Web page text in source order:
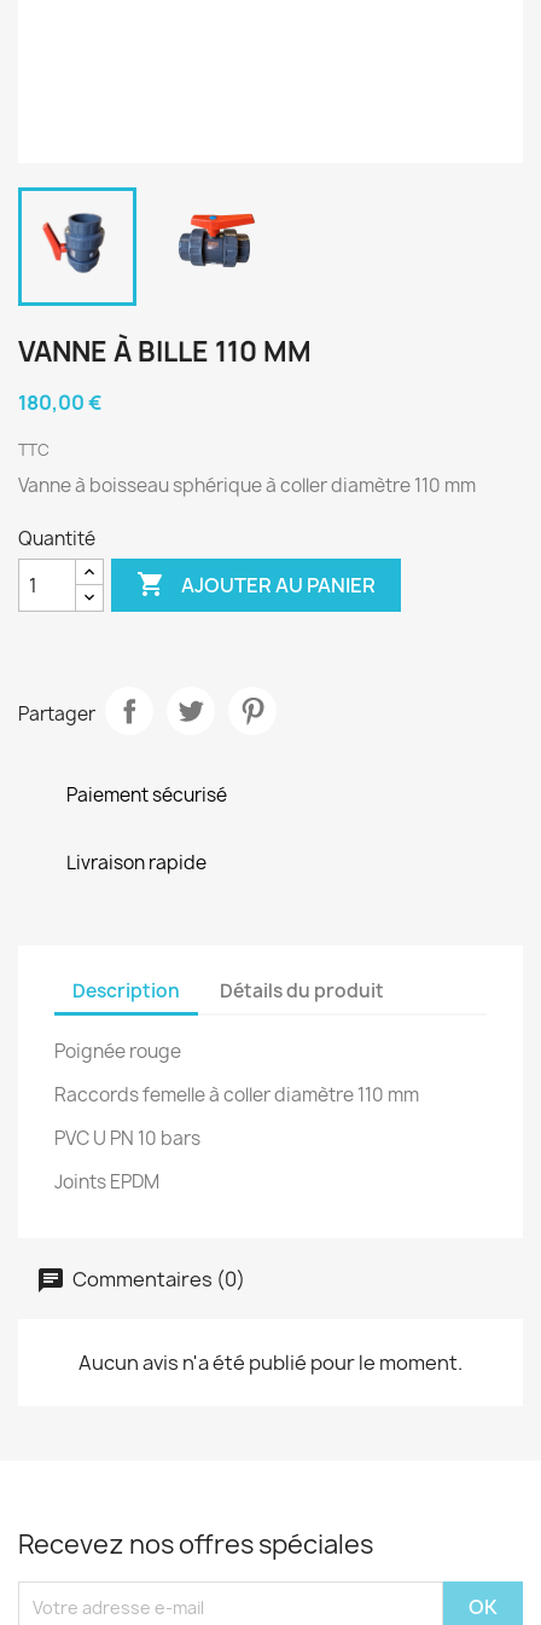
VANNE À BILLE 110 MM
180,00 €
TTC
Vanne à boisseau sphérique à coller diamètre 110 mm
Quantité
 AJOUTER AU PANIER
Partager
Paiement sécurisé
Livraison rapide
Description Détails du produit
Poignée rouge
Raccords femelle à coller diamètre 110 mm
PVC U PN 10 bars
Joints EPDM
Commentaires (0)
Aucun avis n'a été publié pour le moment.
Recevez nos offres spéciales